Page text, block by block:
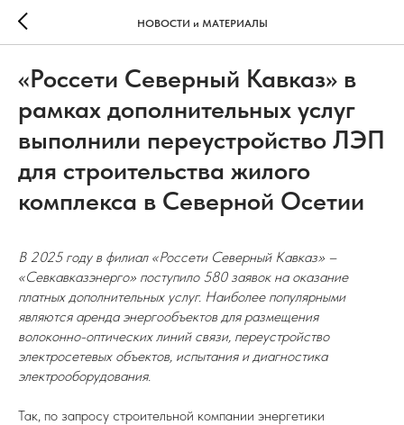
НОВОСТИ и МАТЕРИАЛЫ
«Россети Северный Кавказ» в
рамках дополнительных услуг
выполнили переустройство ЛЭП
для строительства жилого
комплекса в Северной Осетии
В 2025 году в филиал «Россети Северный Кавказ» –
«Севкавказэнерго» поступило 580 заявок на оказание
платных дополнительных услуг. Наиболее популярными
являются аренда энергообъектов для размещения
волоконно-оптических линий связи, переустройство
электросетевых объектов, испытания и диагностика
электрооборудования.
Так, по запросу строительной компании энергетики